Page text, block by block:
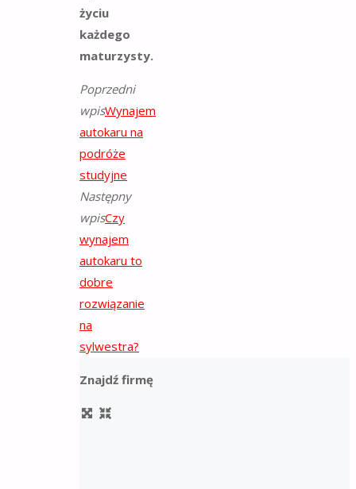
życiu
każdego
maturzysty.
Poprzedni
wpisWynajem
autokaru na
podróże
studyjne
Następny
wpisCzy
wynajem
autokaru to
dobre
rozwiązanie
na
sylwestra?
Znajdź firmę